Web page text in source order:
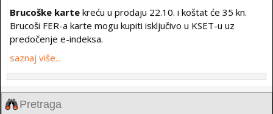
Brucoške karte kreću u prodaju 22.10. i koštat će 35 kn.
Brucoši FER-a karte mogu kupiti isključivo u KSET-u uz
predočenje e-indeksa.
saznaj više...